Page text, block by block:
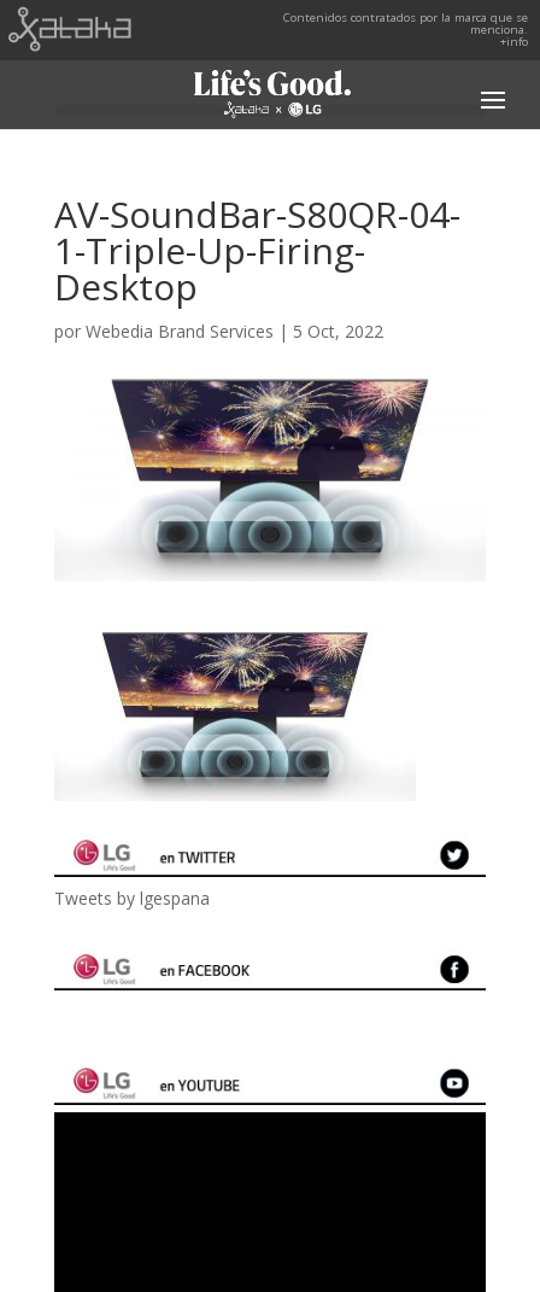
Contenidos contratados por la marca que se
menciona.
+info
AV-SoundBar-S80QR-04-
1-Triple-Up-Firing-
Desktop
por Webedia Brand Services | 5 Oct, 2022
Tweets by lgespana